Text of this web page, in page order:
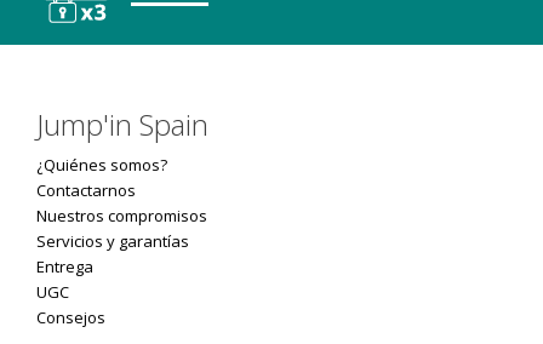
Jump'in Spain
¿Quiénes somos?
Contactarnos
Nuestros compromisos
Servicios y garantías
Entrega
UGC
Consejos